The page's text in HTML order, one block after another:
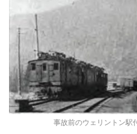
事故前のウェリントン